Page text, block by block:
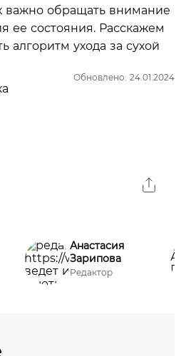
Обновлено: 24.01.2024
важно обращать внимание
ее состояния. Расскажем
алгоритм ухода за сухой
Анастасия
Зарипова
Редактор